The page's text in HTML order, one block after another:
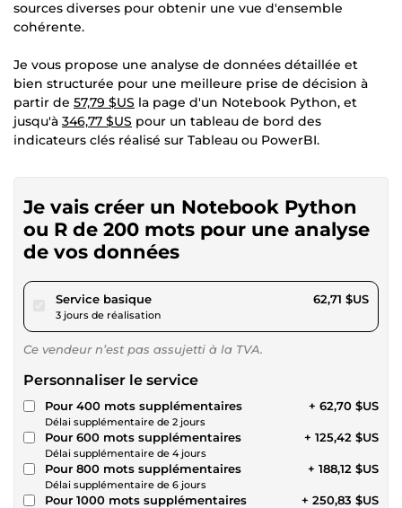
sources diverses pour obtenir une vue d'ensemble
cohérente.
Je vous propose une analyse de données détaillée et
bien structurée pour une meilleure prise de décision à
partir de 57,79 $US la page d'un Notebook Python, et
jusqu'à 346,77 $US pour un tableau de bord des
indicateurs clés réalisé sur Tableau ou PowerBI.
Je vais créer un Notebook Python
ou R de 200 mots pour une analyse
de vos données
Service basiquepour 57,79 $US
3 jours de réalisation
62,71 $US
Ce vendeur n’est pas assujetti à la TVA.
Personnaliser le service
Pour 400 mots supplémentaires
Délai supplémentaire de 2 jours
+ 62,70 $US
Pour 600 mots supplémentaires
Délai supplémentaire de 4 jours
+ 125,42 $US
Pour 800 mots supplémentaires
Délai supplémentaire de 6 jours
+ 188,12 $US
Pour 1000 mots supplémentaires + 250,83 $US